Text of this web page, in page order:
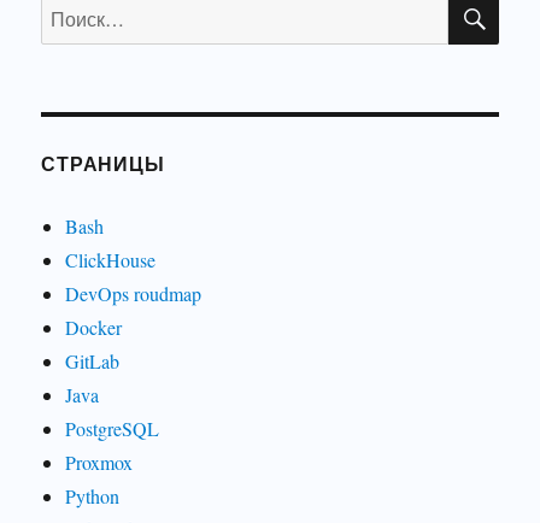
Искать:
СТРАНИЦЫ
Bash
ClickHouse
DevOps roudmap
Docker
GitLab
Java
PostgreSQL
Proxmox
Python